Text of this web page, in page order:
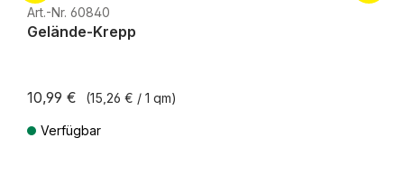
H0e
Art.-Nr. 60840
Gelände-Krepp
10,99 € (15,26 € / 1 qm)
Verfügbar